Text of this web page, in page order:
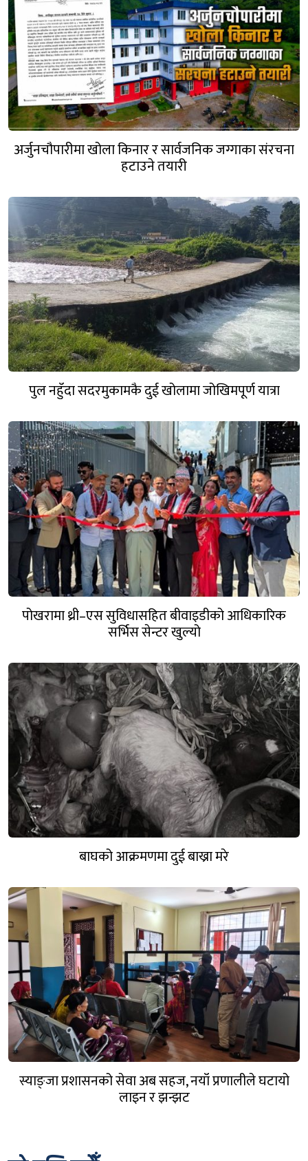
अर्जुनचौपारीमा खोला किनार र सार्वजनिक जग्गाका संरचना
हटाउने तयारी
पुल नहुँदा सदरमुकामकै दुई खोलामा जोखिमपूर्ण यात्रा
पोखरामा थ्री–एस सुविधासहित बीवाइडीको आधिकारिक
सर्भिस सेन्टर खुल्यो
बाघको आक्रमणमा दुई बाख्रा मरे
स्याङ्जा प्रशासनको सेवा अब सहज, नयाँ प्रणालीले घटायो
लाइन र झन्झट